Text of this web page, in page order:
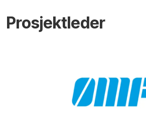
Prosjektleder